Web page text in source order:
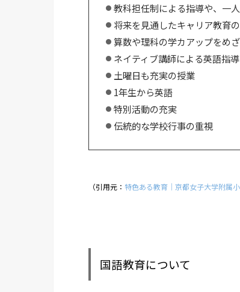
教科担任制による指導や、一
将来を見通したキャリア教育
算数や理科の学カアップをめ
ネイティブ講師による英語指導
土曜日も充実の授業
1年生から英語
特別活動の充実
伝統的な学校行事の重視
（引用元： 特色ある教育｜京都女子大学附属
国語教育について